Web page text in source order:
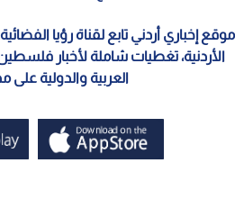
موقع إخباري أردني تابع لقناة رؤيا
الأردنية، تغطيات شاملة لأخبار
العربية والدولية على